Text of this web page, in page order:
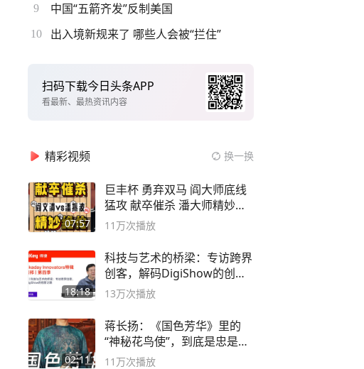
9 中国“五箭齐发”反制美国
10 出入境新规来了 哪些人会被“拦住”
扫码下载今日头条APP
看最新、最热资讯内容
精彩视频 换一换
07:57
巨丰杯 勇弃双马 阎大师底线
猛攻 献卒催杀 潘大师精妙入
局
11万次播放
18:18
科技与艺术的桥梁：专访跨界
创客，解码DigiShow的创新
之路
13万次播放
02:11
蒋长扬：《国色芳华》里的
“神秘花鸟使”，到底是忠是
奸？
11万次播放